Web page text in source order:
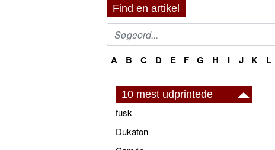
Find en artikel
A B C D E F G H I J K L
10 mest udprintede
fusk
Dukaton